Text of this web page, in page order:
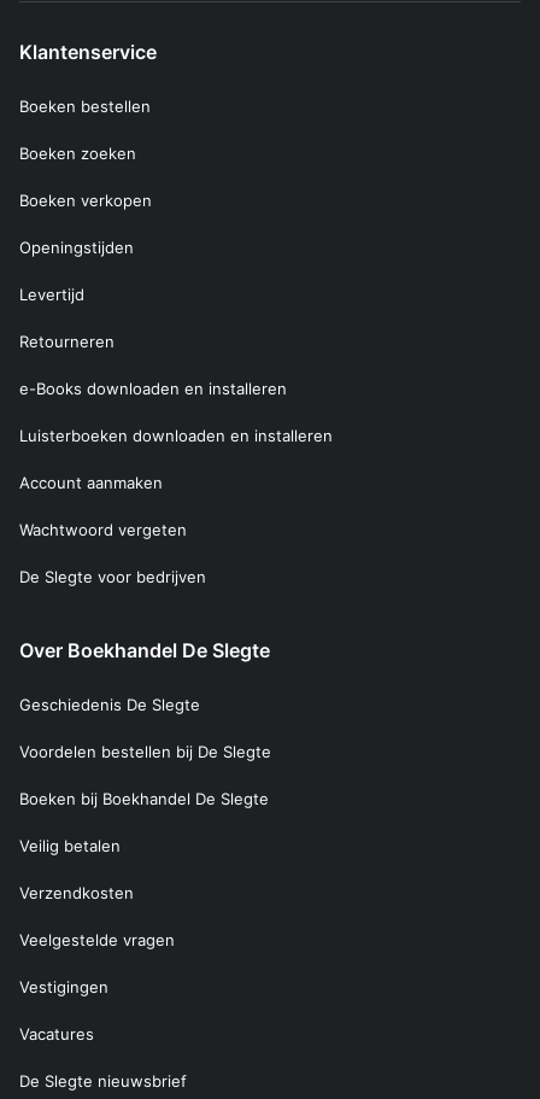
Klantenservice
Boeken bestellen
Boeken zoeken
Boeken verkopen
Openingstijden
Levertijd
Retourneren
e-Books downloaden en installeren
Luisterboeken downloaden en installeren
Account aanmaken
Wachtwoord vergeten
De Slegte voor bedrijven
Over Boekhandel De Slegte
Geschiedenis De Slegte
Voordelen bestellen bij De Slegte
Boeken bij Boekhandel De Slegte
Veilig betalen
Verzendkosten
Veelgestelde vragen
Vestigingen
Vacatures
De Slegte nieuwsbrief